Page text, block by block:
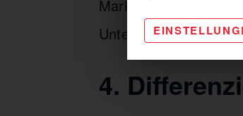
Markenimage zu
Unternehmen
4.